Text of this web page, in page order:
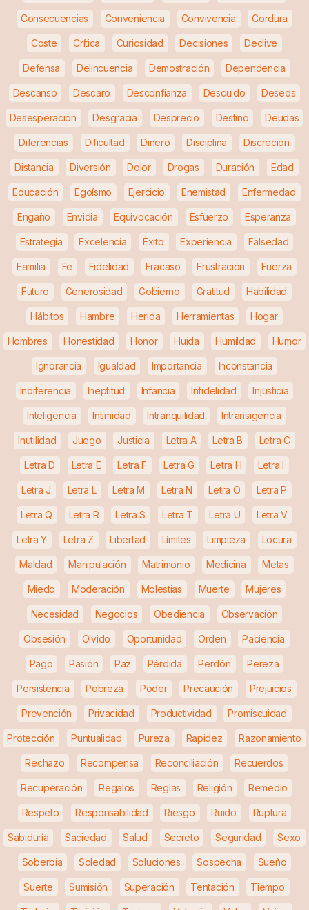
Consecuencias Conveniencia Convivencia Cordura
Coste Crítica Curiosidad Decisiones Declive
Defensa Delincuencia Demostración Dependencia
Descanso Descaro Desconfianza Descuido Deseos
Desesperación Desgracia Desprecio Destino Deudas
Diferencias Dificultad Dinero Disciplina Discreción
Distancia Diversión Dolor Drogas Duración Edad
Educación Egoísmo Ejercicio Enemistad Enfermedad
Engaño Envidia Equivocación Esfuerzo Esperanza
Estrategia Excelencia Éxito Experiencia Falsedad
Familia Fe Fidelidad Fracaso Frustración Fuerza
Futuro Generosidad Gobierno Gratitud Habilidad
Hábitos Hambre Herida Herramientas Hogar
Hombres Honestidad Honor Huída Humildad Humor
Ignorancia Igualdad Importancia Inconstancia
Indiferencia Ineptitud Infancia Infidelidad Injusticia
Inteligencia Intimidad Intranquilidad Intransigencia
Inutilidad Juego Justicia Letra A Letra B Letra C
Letra D Letra E Letra F Letra G Letra H Letra I
Letra J Letra L Letra M Letra N Letra O Letra P
Letra Q Letra R Letra S Letra T Letra U Letra V
Letra Y Letra Z Libertad Límites Limpieza Locura
Maldad Manipulación Matrimonio Medicina Metas
Miedo Moderación Molestias Muerte Mujeres
Necesidad Negocios Obediencia Observación
Obsesión Olvido Oportunidad Orden Paciencia
Pago Pasión Paz Pérdida Perdón Pereza
Persistencia Pobreza Poder Precaución Prejuicios
Prevención Privacidad Productividad Promiscuidad
Protección Puntualidad Pureza Rapidez Razonamiento
Rechazo Recompensa Reconciliación Recuerdos
Recuperación Regalos Reglas Religión Remedio
Respeto Responsabilidad Riesgo Ruido Ruptura
Sabiduría Saciedad Salud Secreto Seguridad Sexo
Soberbia Soledad Soluciones Sospecha Sueño
Suerte Sumisión Superación Tentación Tiempo